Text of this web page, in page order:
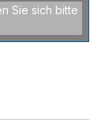
Sie sich bitte